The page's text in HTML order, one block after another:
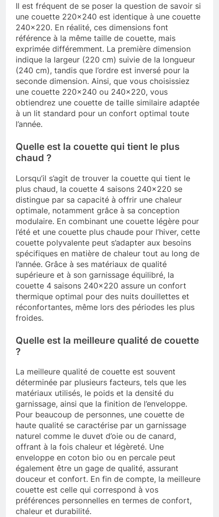
Il est fréquent de se poser la question de savoir si
une couette 220×240 est identique à une couette
240×220. En réalité, ces dimensions font
référence à la même taille de couette, mais
exprimée différemment. La première dimension
indique la largeur (220 cm) suivie de la longueur
(240 cm), tandis que l’ordre est inversé pour la
seconde dimension. Ainsi, que vous choisissiez
une couette 220×240 ou 240×220, vous
obtiendrez une couette de taille similaire adaptée
à un lit standard pour un confort optimal toute
l’année.
Quelle est la couette qui tient le plus
chaud ?
Lorsqu’il s’agit de trouver la couette qui tient le
plus chaud, la couette 4 saisons 240×220 se
distingue par sa capacité à offrir une chaleur
optimale, notamment grâce à sa conception
modulaire. En combinant une couette légère pour
l’été et une couette plus chaude pour l’hiver, cette
couette polyvalente peut s’adapter aux besoins
spécifiques en matière de chaleur tout au long de
l’année. Grâce à ses matériaux de qualité
supérieure et à son garnissage équilibré, la
couette 4 saisons 240×220 assure un confort
thermique optimal pour des nuits douillettes et
réconfortantes, même lors des périodes les plus
froides.
Quelle est la meilleure qualité de couette
?
La meilleure qualité de couette est souvent
déterminée par plusieurs facteurs, tels que les
matériaux utilisés, le poids et la densité du
garnissage, ainsi que la finition de l’enveloppe.
Pour beaucoup de personnes, une couette de
haute qualité se caractérise par un garnissage
naturel comme le duvet d’oie ou de canard,
offrant à la fois chaleur et légèreté. Une
enveloppe en coton bio ou en percale peut
également être un gage de qualité, assurant
douceur et confort. En fin de compte, la meilleure
couette est celle qui correspond à vos
préférences personnelles en termes de confort,
chaleur et durabilité.